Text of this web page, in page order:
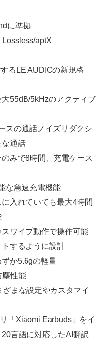
に準拠
Lossless/aptX
るLE AUDIOの新規格
大55dB/5kHzのアクティブ
スの通話ノイズリダクシ
な通話
みで8時間、充電ケース
な急速充電機能
入れていても最大4時間
スワイプ動作で操作可能
トするように設計
ずか5.6gの軽量
塵性能
ざまな設定やカスタマイ
「Xiaomi Earbuds」をイ
言語に対応したAI翻訳